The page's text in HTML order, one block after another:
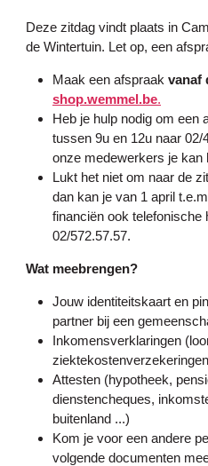
Deze zitdag vindt plaats in
de Wintertuin. Let op, een
Maak een afspraak vanaf
shop.wemmel.be.
Heb je hulp nodig om een
tussen 9u en 12u naar
onze medewerkers je kan
Lukt het niet om naar de
dan kan je van 1 april
financiën ook telefonische
02/572.57.57.
Wat meebrengen?
Jouw identiteitskaart en
partner bij een
Inkomensverklaringen
Attesten (hypotheek,
dienstencheques,
buitenland ...)
Kom je voor een andere
volgende documenten